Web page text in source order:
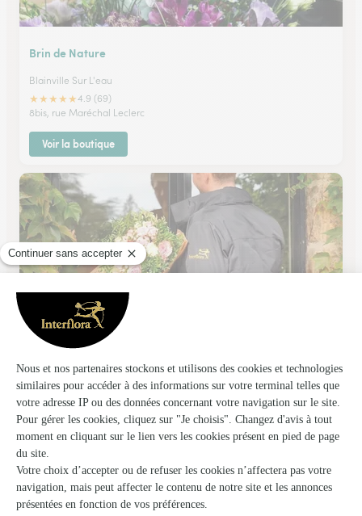
Brin de Nature
Blainville Sur L'eau
★★★★★4.9 (69)
8bis, rue Maréchal Leclerc
Voir la boutique
Eglantine Fleurs
Nancy
48, rue Jeanne d'Arc
Voir la boutique